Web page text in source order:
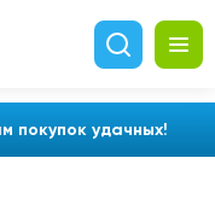
покупок удачных!